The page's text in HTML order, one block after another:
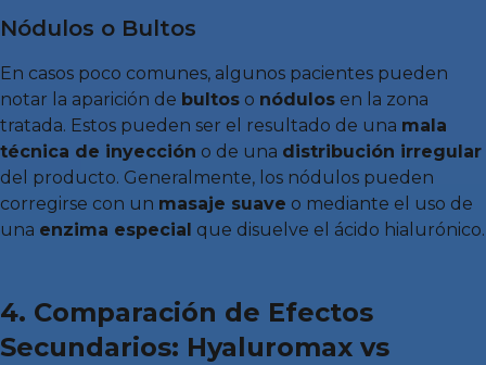
Nódulos o Bultos
En casos poco comunes, algunos pacientes pueden
notar la aparición de bultos o nódulos en la zona
tratada. Estos pueden ser el resultado de una mala
técnica de inyección o de una distribución irregular
del producto. Generalmente, los nódulos pueden
corregirse con un masaje suave o mediante el uso de
una enzima especial que disuelve el ácido hialurónico.
4. Comparación de Efectos
Secundarios: Hyaluromax vs